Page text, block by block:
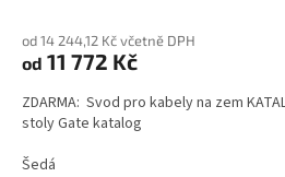
od 14 244,12 Kč včetně DPH
od 11 772 Kč
ZDARMA: Svod pro kabely na zem
stoly Gate katalog
Šedá